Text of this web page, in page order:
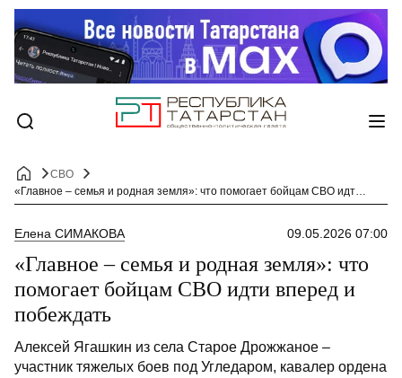
СВО
«Главное – семья и родная земля»: что помогает бойцам СВО идти вперед и побеждать
Елена СИМАКОВА 09.05.2026 07:00
«Главное – семья и родная земля»: что
помогает бойцам СВО идти вперед и
побеждать
Алексей Ягашкин из села Старое Дрожжаное –
участник тяжелых боев под Угледаром, кавалер ордена